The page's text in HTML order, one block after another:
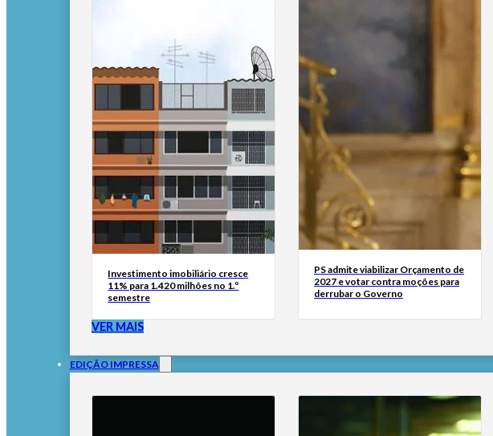
Investimento imobiliário cresce
11% para 1.420 milhões no 1.º
semestre
PS admite viabilizar Orçamento de
2027 e votar contra moções para
derrubar o Governo
VER MAIS
EDIÇÃO IMPRESSA